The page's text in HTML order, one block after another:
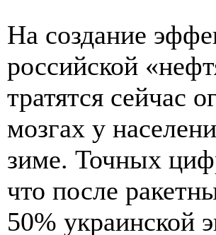
На создание
российской
тратятся сейчас
мозгах у
зиме. Точных
что после
50% украинской